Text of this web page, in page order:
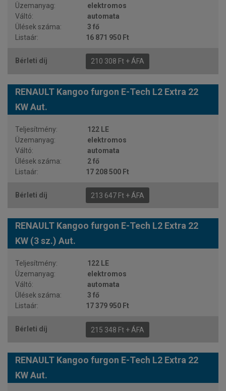
elektromos
automata
3 fő
16 871 950 Ft
210 308 Ft + ÁFA
RENAULT Kangoo furgon E-Tech L2 Extra 22
KW Aut.
122 LE
elektromos
automata
2 fő
17 208 500 Ft
213 647 Ft + ÁFA
RENAULT Kangoo furgon E-Tech L2 Extra 22
KW (3 sz.) Aut.
122 LE
elektromos
automata
3 fő
17 379 950 Ft
215 348 Ft + ÁFA
RENAULT Kangoo furgon E-Tech L2 Extra 22
KW Aut.